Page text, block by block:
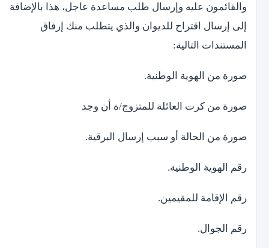
والقائمون عليه وإرسال طلب مساعدة عاجل، هذا بالإضافة
إلى إرسال اقتراح للديوان والذي يتطلب منك إرفاق
المستندات التالية:
صورة من الهوية الوطنية.
صورة من كرت العائلة للمتزوج/ة أن وجد
صورة من الحالة أو سبب إرسال البرقية.
رقم الهوية الوطنية.
رقم الإقامة للمقيمين.
رقم الجوال.